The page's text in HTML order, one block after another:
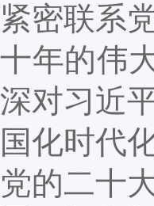
紧密联系
十年的伟
深对习近
国化时代
党的二十